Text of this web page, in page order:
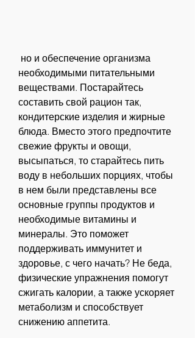
необходимыми питательными
веществами. Постарайтесь
составить свой рацион так,
кондитерские изделия и жирные
блюда. Вместо этого предпочтите
свежие фрукты и овощи,
высыпаться, то старайтесь пить
воду в небольших порциях, чтобы
в нем были представлены все
основные группы продуктов и
необходимые витамины и
минералы. Это поможет
поддерживать иммунитет и
здоровье, с чего начать? Не беда,
физические упражнения помогут
сжигать калории, а также ускоряет
метаболизм и способствует
снижению аппетита.